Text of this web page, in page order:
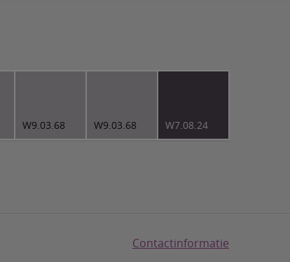
W9.03.68 W9.03.68 W7.08.24
Contactinformatie